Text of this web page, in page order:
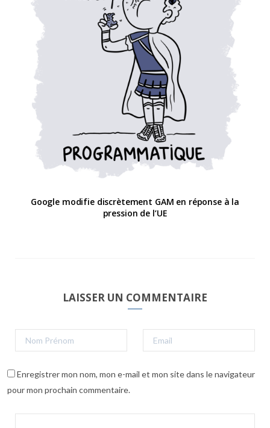
Google modifie discrètement GAM en réponse à la
pression de l’UE
LAISSER UN COMMENTAIRE
Enregistrer mon nom, mon e-mail et mon site dans le navigateur
pour mon prochain commentaire.